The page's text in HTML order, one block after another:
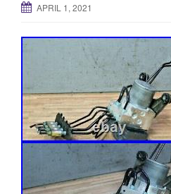
APRIL 1, 2021